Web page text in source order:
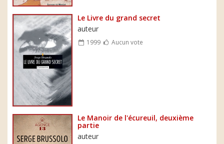
Le Livre du grand secret
auteur
1999 Aucun vote
Le Manoir de l'écureuil, deuxième
partie
auteur